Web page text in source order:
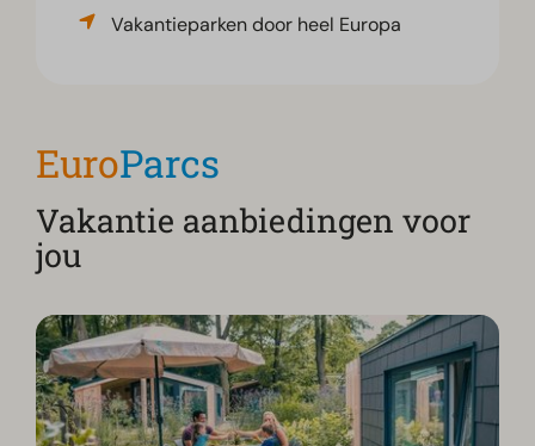
Vakantieparken door heel Europa
EuroParcs
Vakantie aanbiedingen voor
jou
Boek nu extra voordelig